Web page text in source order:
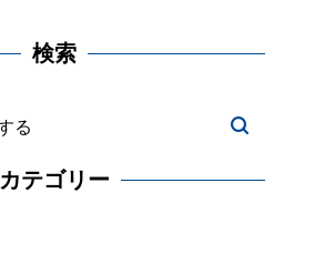
検索
カテゴリー